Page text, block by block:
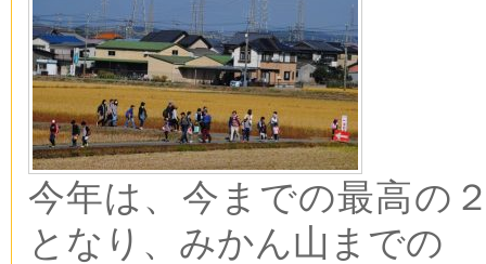
今年は、今までの最高の
となり、みかん山までの